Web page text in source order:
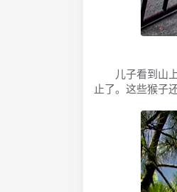
儿子看到山上
止了。这些猴子